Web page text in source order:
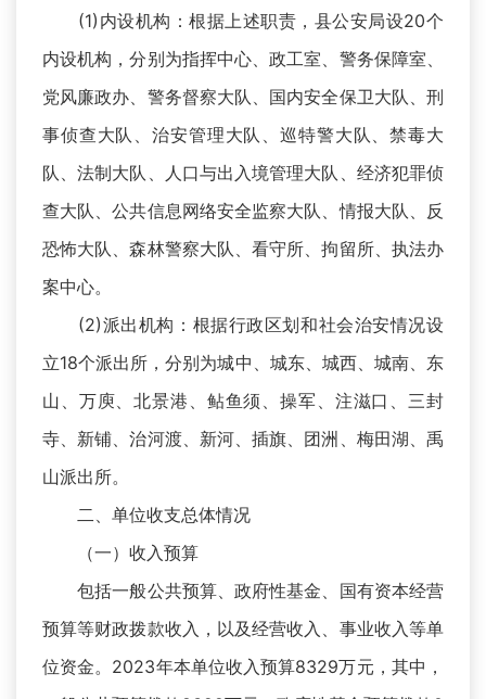
(1)内设机构：根据上述职责，县公安局设20个
内设机构，分别为指挥中心、政工室、警务保障室、
党风廉政办、警务督察大队、国内安全保卫大队、刑
事侦查大队、治安管理大队、巡特警大队、禁毒大
队、法制大队、人口与出入境管理大队、经济犯罪侦
查大队、公共信息网络安全监察大队、情报大队、反
恐怖大队、森林警察大队、看守所、拘留所、执法办
案中心。
(2)派出机构：根据行政区划和社会治安情况设
立18个派出所，分别为城中、城东、城西、城南、东
山、万庾、北景港、鲇鱼须、操军、注滋口、三封
寺、新铺、治河渡、新河、插旗、团洲、梅田湖、禹
山派出所。
二、单位收支总体情况
（一）收入预算
包括一般公共预算、政府性基金、国有资本经营
预算等财政拨款收入，以及经营收入、事业收入等单
位资金。2023年本单位收入预算8329万元，其中，